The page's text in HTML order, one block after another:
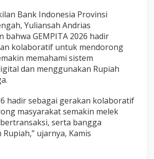
Bank Indonesia Provinsi
Yuliansah Andrias
bahwa GEMPITA 2026 hadir
kolaboratif untuk mendorong
memahami sistem
dan menggunakan Rupiah
hadir sebagai gerakan kolaboratif
masyarakat semakin melek
serta bangga
ujarnya, Kamis